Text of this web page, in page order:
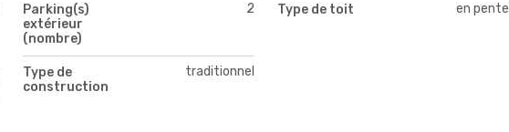
Parking(s)
extérieur
(nombre)
2 Type de toit en pente
Type de
construction
traditionnel